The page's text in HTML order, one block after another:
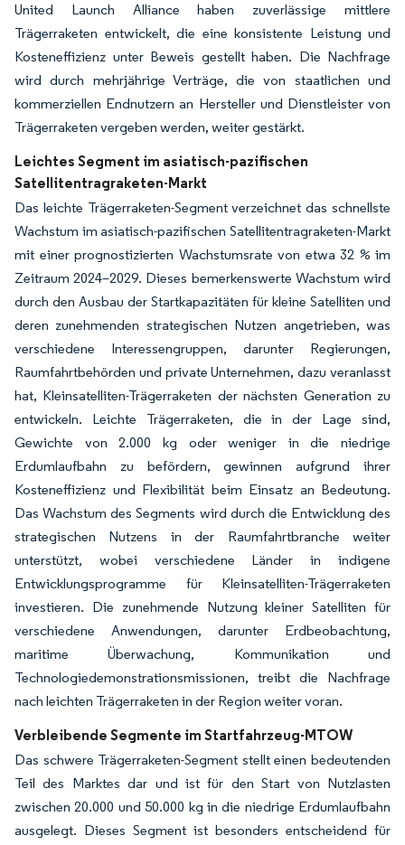
United Launch Alliance haben zuverlässige mittlere
Trägerraketen entwickelt, die eine konsistente Leistung und
Kosteneffizienz unter Beweis gestellt haben. Die Nachfrage
wird durch mehrjährige Verträge, die von staatlichen und
kommerziellen Endnutzern an Hersteller und Dienstleister von
Trägerraketen vergeben werden, weiter gestärkt.
Leichtes Segment im asiatisch-pazifischen
Satellitentragraketen-Markt
Das leichte Trägerraketen-Segment verzeichnet das schnellste
Wachstum im asiatisch-pazifischen Satellitentragraketen-Markt
mit einer prognostizierten Wachstumsrate von etwa 32 % im
Zeitraum 2024–2029. Dieses bemerkenswerte Wachstum wird
durch den Ausbau der Startkapazitäten für kleine Satelliten und
deren zunehmenden strategischen Nutzen angetrieben, was
verschiedene Interessengruppen, darunter Regierungen,
Raumfahrtbehörden und private Unternehmen, dazu veranlasst
hat, Kleinsatelliten-Trägerraketen der nächsten Generation zu
entwickeln. Leichte Trägerraketen, die in der Lage sind,
Gewichte von 2.000 kg oder weniger in die niedrige
Erdumlaufbahn zu befördern, gewinnen aufgrund ihrer
Kosteneffizienz und Flexibilität beim Einsatz an Bedeutung.
Das Wachstum des Segments wird durch die Entwicklung des
strategischen Nutzens in der Raumfahrtbranche weiter
unterstützt, wobei verschiedene Länder in indigene
Entwicklungsprogramme für Kleinsatelliten-Trägerraketen
investieren. Die zunehmende Nutzung kleiner Satelliten für
verschiedene Anwendungen, darunter Erdbeobachtung,
maritime Überwachung, Kommunikation und
Technologiedemonstrationsmissionen, treibt die Nachfrage
nach leichten Trägerraketen in der Region weiter voran.
Verbleibende Segmente im Startfahrzeug-MTOW
Das schwere Trägerraketen-Segment stellt einen bedeutenden
Teil des Marktes dar und ist für den Start von Nutzlasten
zwischen 20.000 und 50.000 kg in die niedrige Erdumlaufbahn
ausgelegt. Dieses Segment ist besonders entscheidend für